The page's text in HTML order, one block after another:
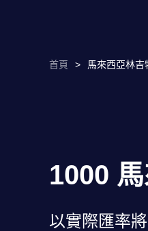
首頁 > 馬來西亞林
1000
以實際匯率